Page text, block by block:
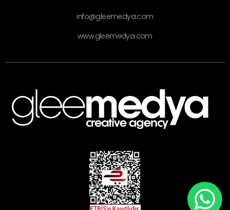
info@gleemedya.com
www.gleemedya.com